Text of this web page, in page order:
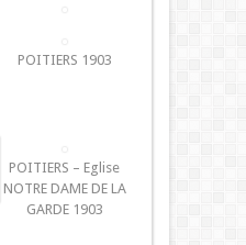
POITIERS 1903
POITIERS – Eglise
NOTRE DAME DE LA
GARDE 1903